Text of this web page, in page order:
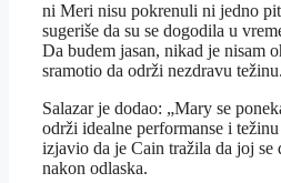
ni Meri nisu pokrenuli ni jedno
sugeriše da su se dogodila u
Da budem jasan, nikad je nisam
sramotio da održi nezdravu
Salazar je dodao: „Mary se
održi idealne performanse i
izjavio da je Cain tražila da joj
nakon odlaska.